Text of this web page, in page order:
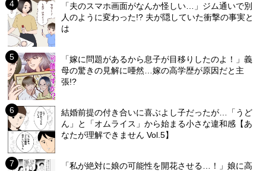
「夫のスマホ画面がなんか怪しい…」ジム通いで別
人のように変わった!? 夫が隠していた衝撃の事実と
は
「嫁に問題があるから息子が目移りしたのよ！」義
母の驚きの見解に唖然…嫁の高学歴が原因だと主
張!?
結婚前提の付き合いに喜ぶよし子だったが…「うど
ん」と「オムライス」から始まる小さな違和感【あ
なたが理解できません Vol.5】
「私が絶対に娘の可能性を開花させる…！」娘に高